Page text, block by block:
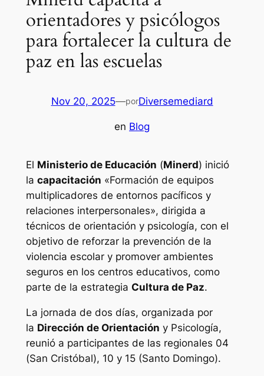
orientadores y psicólogos
para fortalecer la cultura de
paz en las escuelas
Nov 20, 2025—porDiversemediard
en Blog
El Ministerio de Educación (Minerd) inició
la capacitación «Formación de equipos
multiplicadores de entornos pacíficos y
relaciones interpersonales», dirigida a
técnicos de orientación y psicología, con el
objetivo de reforzar la prevención de la
violencia escolar y promover ambientes
seguros en los centros educativos, como
parte de la estrategia Cultura de Paz.
La jornada de dos días, organizada por
la Dirección de Orientación y Psicología,
reunió a participantes de las regionales 04
(San Cristóbal), 10 y 15 (Santo Domingo).